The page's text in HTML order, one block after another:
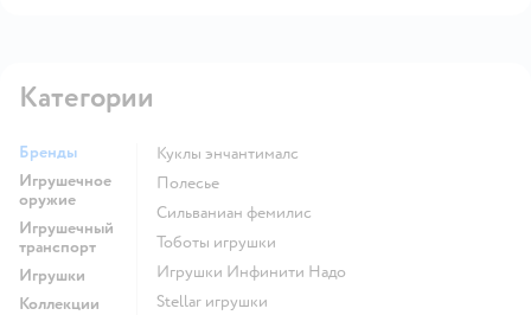
Категории
Бренды
Игрушечное
оружие
Игрушечный
транспорт
Игрушки
Коллекции
Куклы энчантималс
Полесье
Сильваниан фемилис
Тоботы игрушки
Игрушки Инфинити Надо
Stellar игрушки